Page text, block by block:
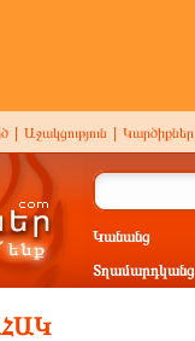
Աջակցություն Կարծիքներ
Կանանց
Տղամարդկանց